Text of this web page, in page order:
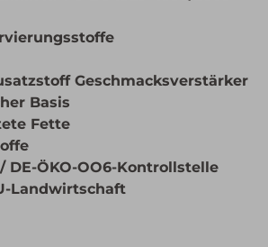
Geschmacksverstärker
Basis
Fette
DE-ÖKO-OO6-Kontrollstelle
Landwirtschaft